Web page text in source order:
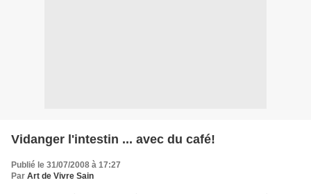
Vidanger l'intestin ... avec du café!
Publié le 31/07/2008 à 17:27
Par Art de Vivre Sain